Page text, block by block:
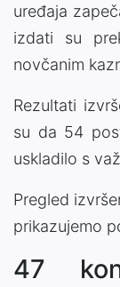
uređaja
izdati su
novčanim
Rezultati
su da 54
uskladilo s
Pregled
prikazujemo
47